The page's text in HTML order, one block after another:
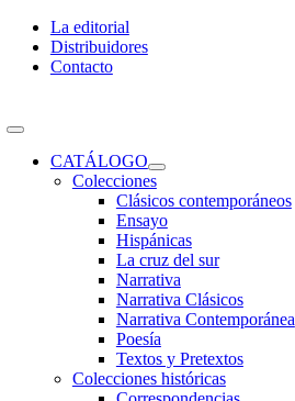
Skip
content
La editorial
Distribuidores
Contacto
Toggle
NavigationCATÁLOGO
Colecciones
Clásicos contemporáneos
Ensayo
Hispánicas
La cruz del sur
Narrativa
Narrativa Clásicos
Narrativa Contemporánea
Poesía
Textos y Pretextos
Colecciones históricas